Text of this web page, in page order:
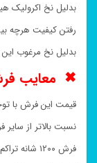
بدلیل نخ اکرولیک
رفتن کیفیت هرچه
بدلیل نخ مرغوب
✖ معایب فرش
نسبت بالاتر از
فرش ۱۲۰۰